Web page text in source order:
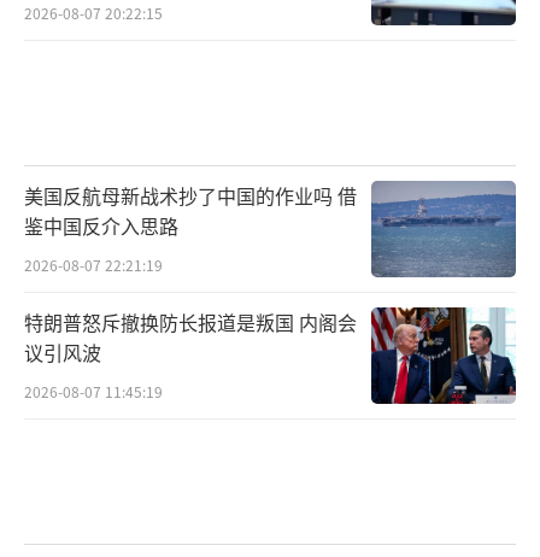
2026-08-07 20:22:15
美国反航母新战术抄了中国的作业吗 借
鉴中国反介入思路
2026-08-07 22:21:19
特朗普怒斥撤换防长报道是叛国 内阁会
议引风波
2026-08-07 11:45:19